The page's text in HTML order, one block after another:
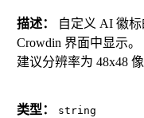
描述：
自定义 AI 徽
Crowdin 界面中显示。
建议分辨率为 48x48 像
类型： string